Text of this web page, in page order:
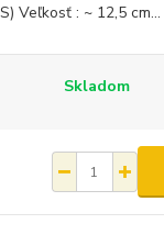
Veľkosť : ~ 12,5 cm...
Skladom